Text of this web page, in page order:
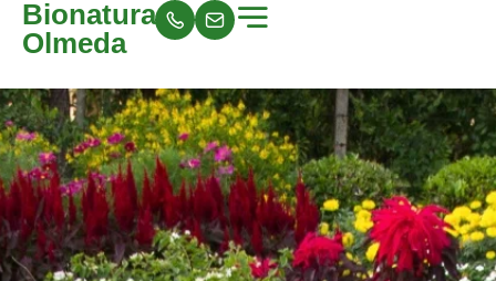
Bionatura
Olmeda